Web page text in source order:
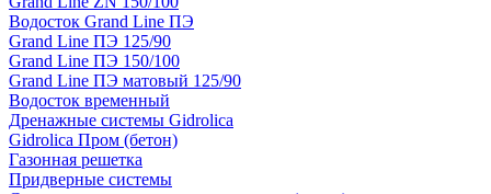
Водосток Grand Line ПЭ
Grand Line ПЭ 125/90
Grand Line ПЭ 150/100
Grand Line ПЭ матовый 125/90
Водосток временный
Дренажные системы Gidrolica
Gidrolica Пром (бетон)
Газонная решетка
Придверные системы